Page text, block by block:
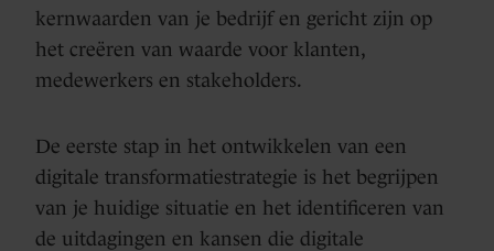
kernwaarden van je bedrijf en gericht zijn op
het creëren van waarde voor klanten,
medewerkers en stakeholders.
De eerste stap in het ontwikkelen van een
digitale transformatiestrategie is het begrijpen
van je huidige situatie en het identificeren van
de uitdagingen en kansen die digitale